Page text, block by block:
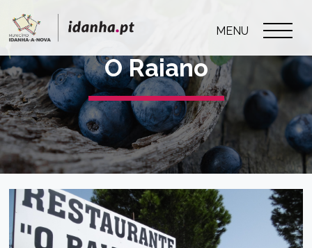
MENU
O Raiano